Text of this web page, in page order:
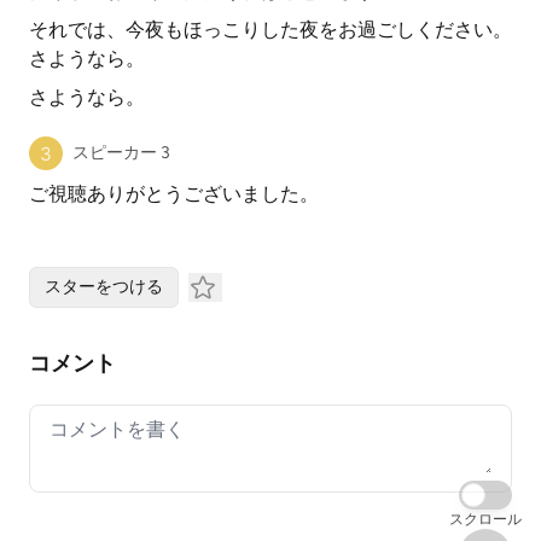
それでは、今夜もほっこりした夜をお過ごしください。
さようなら。
さようなら。
スピーカー 3
ご視聴ありがとうございました。
スターをつける
コメント
Your comment
スクロール